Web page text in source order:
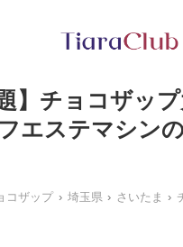
題】チョコザッ
エステマシン
コザップ 埼玉県 さいたま